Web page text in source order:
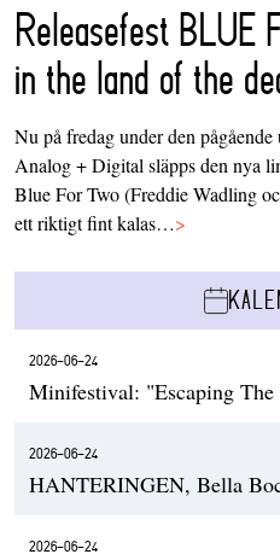
Releasefest BLUE
in the land of the
Nu på fredag under den
Analog + Digital släpps den nya
Blue For Two (Freddie Wadling
ett riktigt fint kalas…>
2026-06-24
Minifestival: "Escaping
2026-06-24
HANTERINGEN, Bella
2026-06-24